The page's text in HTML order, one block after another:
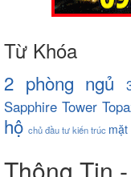
Từ Khóa
2 phòng ngủ
Sapphire Tower
hộ chủ đầu tưkiến trúc mặt
Thông Tin